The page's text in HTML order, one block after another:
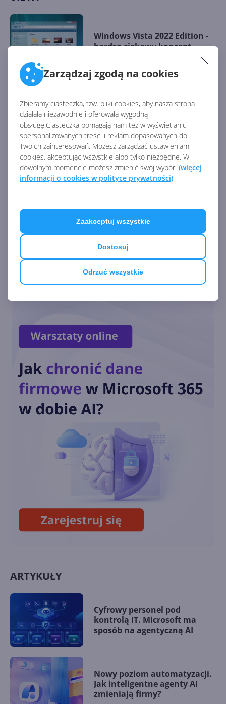
Zarządzaj zgodą na cookies
Zbieramy ciasteczka, tzw. pliki cookies, aby nasza strona
działała niezawodnie i oferowała wygodną
obsługę.Ciasteczka pomagają nam też w wyświetlaniu
spersonalizowanych treści i reklam dopasowanych do
Twoich zainteresowań. Możesz zarządzać ustawieniami
cookies, akceptując wszystkie albo tylko niezbędne. W
dowolnym momencie możesz zmienić swój wybór. (więcej
informacji o cookies w polityce prywatności)
Odrzuć wszystkie
Dostosuj
Zaakceptuj wszystkie
Windows Vista 2022 Edition -
bardzo ciekawy koncept
społecznościowa Microsoftu
sprzed epoki Myspace'a
Niesamowity ekran
logowania w Windows
Longhorn. Tak miała
Tak wyglądał prototyp Aero w
Windows Longhorn z 2003
roku
To już koniec. Microsoft
Kolejny system stworzony
przez Microsoft kończy swój
żywot
wsparcia dla Windows Vista
Windows Vista do lamusa! XP
jeszcze 2 lata!
ARTYKUŁY
Cyfrowy personel pod
kontrolą IT. Microsoft ma
sposób na agentyczną AI
Nowy poziom automatyzacji.
Jak inteligentne agenty AI
zmieniają firmy?